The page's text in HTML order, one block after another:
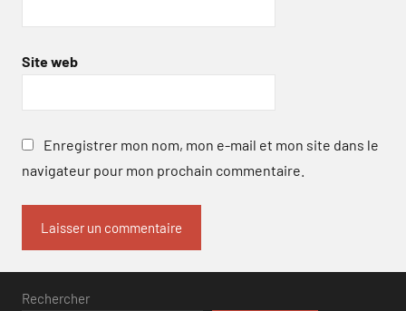
Site web
Enregistrer mon nom, mon e-mail et mon site dans le
navigateur pour mon prochain commentaire.
Rechercher